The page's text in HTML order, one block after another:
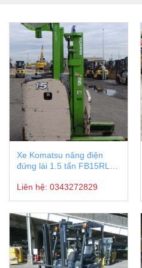
Xe Komatsu nâng điện
đứng lái 1.5 tấn FB15RL-
Liên hệ: 0343272829